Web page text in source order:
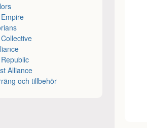
Alliance
och tillbehör